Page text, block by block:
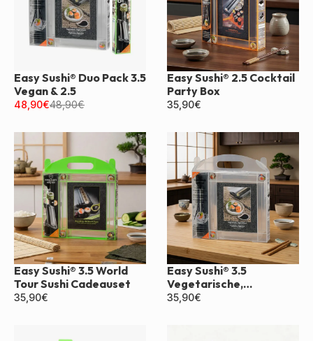
Easy Sushi® Duo Pack 3.5
Vegan & 2.5
48,90€48,90€
Easy Sushi® 2.5 Cocktail
Party Box
35,90€
Easy Sushi® 3.5 World
Tour Sushi Cadeauset
35,90€
Easy Sushi® 3.5
Vegetarische,
Veganistische Doos
35,90€